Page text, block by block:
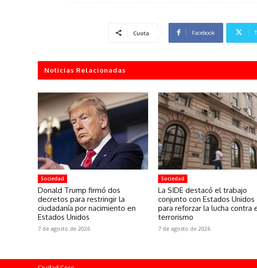
Cuota Facebook
Noticias Relacionadas
Sociedad
Donald Trump firmó dos
decretos para restringir la
ciudadanía por nacimiento en
Estados Unidos
7 de agosto de 2026
Sociedad
La SIDE destacó el trabajo
conjunto con Estados Unidos
para reforzar la lucha contra
terrorismo
7 de agosto de 2026